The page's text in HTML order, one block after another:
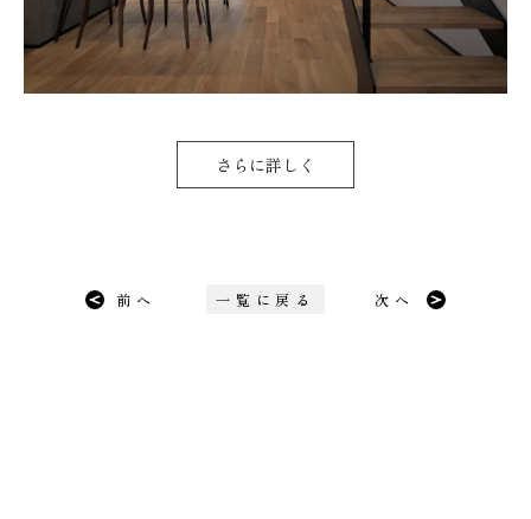
さらに詳しく
前へ 一覧に戻る 次へ